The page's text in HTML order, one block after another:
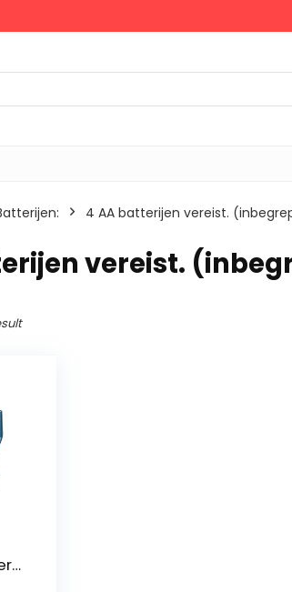
‎4 AA batterijen vereist.
vereist.